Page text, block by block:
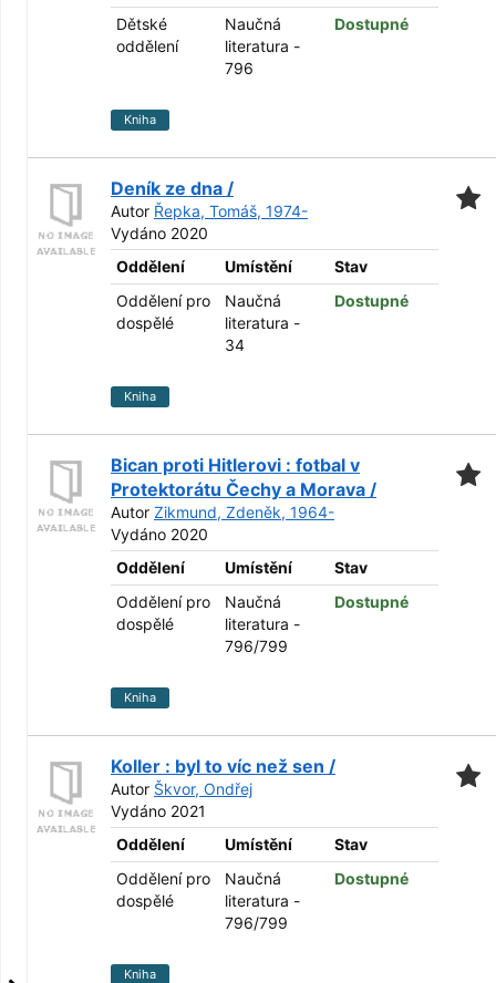
Dětské
oddělení
Naučná
literatura -
796
Dostupné
Kniha
Deník ze dna /
Autor Řepka, Tomáš, 1974-
Vydáno 2020
Oddělení
Umístění
Stav
Oddělení pro
dospělé
Naučná
literatura -
34
Dostupné
Kniha
Bican proti Hitlerovi : fotbal v
Protektorátu Čechy a Morava /
Autor Zikmund, Zdeněk, 1964-
Vydáno 2020
Oddělení
Umístění
Stav
Oddělení pro
dospělé
Naučná
literatura -
796/799
Dostupné
Kniha
Koller : byl to víc než sen /
Autor Škvor, Ondřej
Vydáno 2021
Oddělení
Umístění
Stav
Oddělení pro
dospělé
Naučná
literatura -
796/799
Dostupné
Kniha